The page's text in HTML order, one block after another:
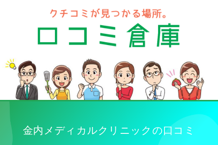
金内メディカルクリニックの口コミ